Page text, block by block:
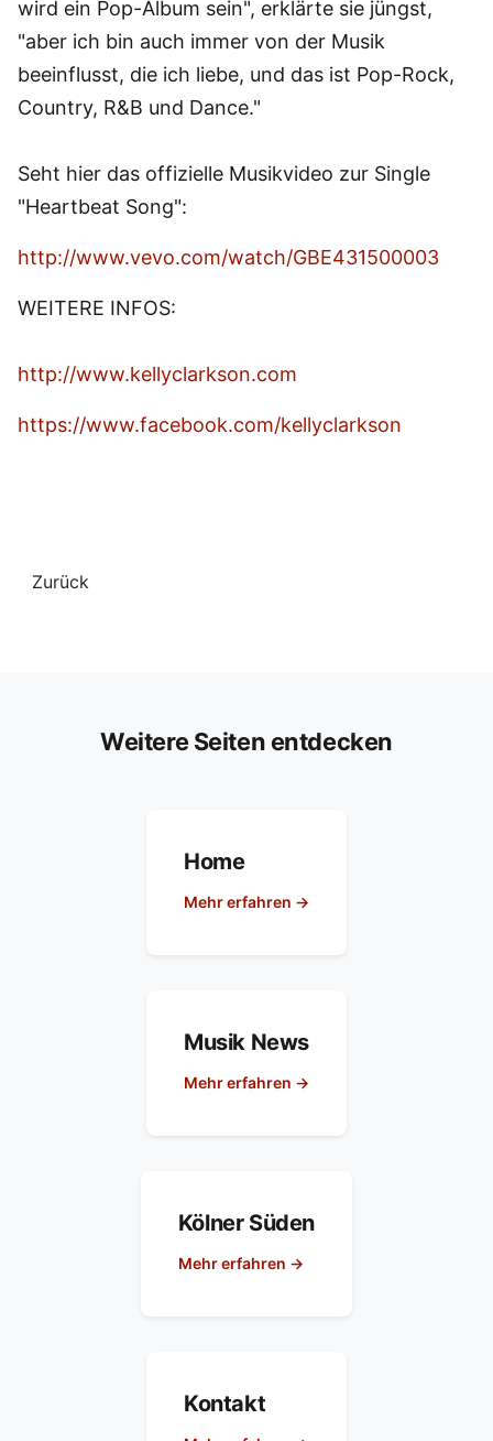
wird ein Pop-Album sein", erklärte sie jüngst,
"aber ich bin auch immer von der Musik
beeinflusst, die ich liebe, und das ist Pop-Rock,
Country, R&B und Dance."
Seht hier das offizielle Musikvideo zur Single
"Heartbeat Song":
http://www.vevo.com/watch/GBE431500003
WEITERE INFOS:
http://www.kellyclarkson.com
https://www.facebook.com/kellyclarkson
Zurück
Weitere Seiten entdecken
Home
Mehr erfahren →
Musik News
Mehr erfahren →
Kölner Süden
Mehr erfahren →
Kontakt